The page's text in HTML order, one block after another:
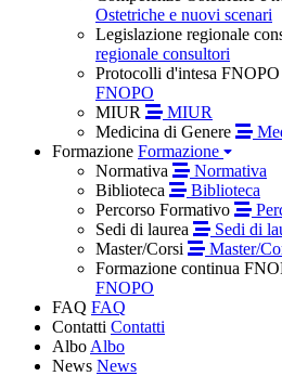
Ostetriche e nuovi scenari
Legislazione regionale
regionale consultori
Protocolli d'intesa FNOPO
FNOPO
MIUR
MIUR
Medicina di Genere
Formazione Formazione
Normativa
Normativa
Biblioteca
Biblioteca
Percorso Formativo
Sedi di laurea
Sedi di
Master/Corsi
Master/
Formazione continua
FNOPO
FAQ FAQ
Contatti Contatti
Albo Albo
News News